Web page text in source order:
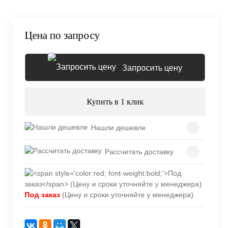
Цена по запросу
Запросить цену
Купить в 1 клик
Нашли дешевле
Рассчитать доставку
Под заказ (Цену и сроки уточняйте у менеджера)